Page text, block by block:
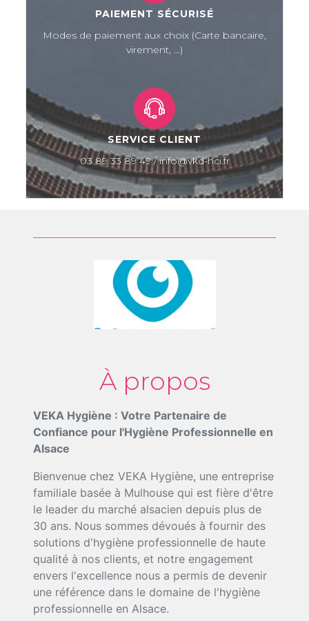
PAIEMENT SÉCURISÉ
Modes de paiement aux choix (Carte bancaire,
virement, ...)
SERVICE CLIENT
03 89 33 89 49 / info@vkd-hci.fr
À propos
VEKA Hygiène : Votre Partenaire de
Confiance pour l'Hygiène Professionnelle en
Alsace
Bienvenue chez VEKA Hygiène, une entreprise
familiale basée à Mulhouse qui est fière d'être
le leader du marché alsacien depuis plus de
30 ans. Nous sommes dévoués à fournir des
solutions d'hygiène professionnelle de haute
qualité à nos clients, et notre engagement
envers l'excellence nous a permis de devenir
une référence dans le domaine de l'hygiène
professionnelle en Alsace.